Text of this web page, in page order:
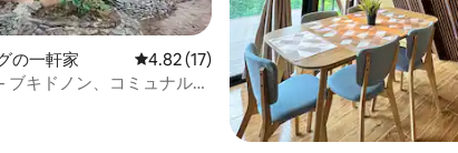
の一軒家 レビュー17件、5つ星中4.82つ星の平均評
4.82 (17)
ブキドノン、コミュナル牧